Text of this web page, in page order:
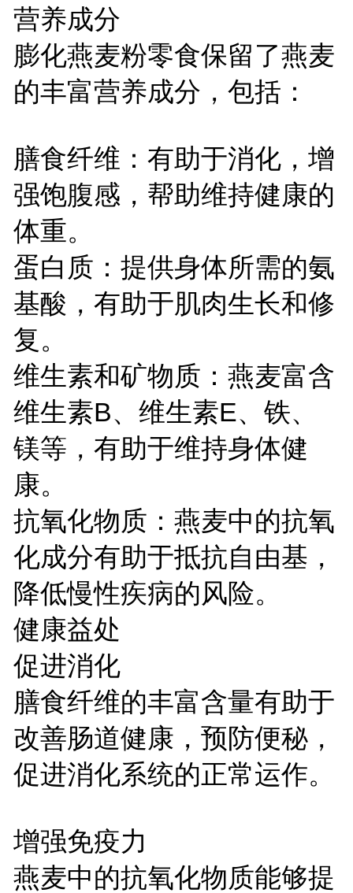
营养成分
膨化燕麦粉零食保留了燕麦
的丰富营养成分，包括：
膳食纤维：有助于消化，增
强饱腹感，帮助维持健康的
体重。
蛋白质：提供身体所需的氨
基酸，有助于肌肉生长和修
复。
维生素和矿物质：燕麦富含
维生素B、维生素E、铁、
镁等，有助于维持身体健
康。
抗氧化物质：燕麦中的抗氧
化成分有助于抵抗自由基，
降低慢性疾病的风险。
健康益处
促进消化
膳食纤维的丰富含量有助于
改善肠道健康，预防便秘，
促进消化系统的正常运作。
增强免疫力
燕麦中的抗氧化物质能够提